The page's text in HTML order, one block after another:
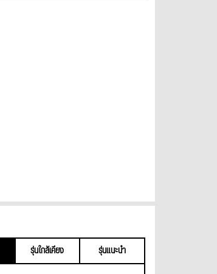
รุ่นใกล้เคียง
รุ่นแนะนำ